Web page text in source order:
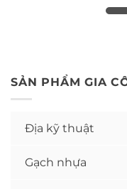
SẢN PHẨM GIA
Địa kỹ thuật
Gạch nhựa